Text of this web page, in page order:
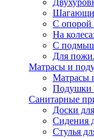
С опорой
На
С
Для
Матрасы и
Матрасы
Подушки
Санитарные
Доски
Сидения
Стулья